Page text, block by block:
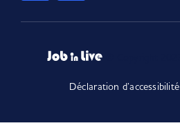
Déclaration d’accessibilité